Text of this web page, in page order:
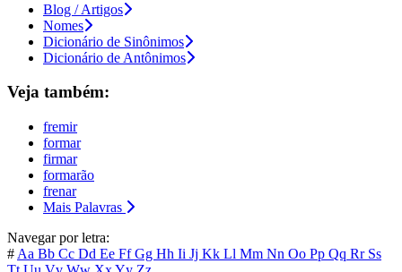
Blog / Artigos
Nomes
Dicionário de Sinônimos
Dicionário de Antônimos
Veja também:
fremir
formar
firmar
formarão
frenar
Mais Palavras
Navegar por letra:
# Aa Bb Cc Dd Ee FfGg Hh Ii Jj Kk Ll Mm Nn Oo Pp Qq Rr Ss